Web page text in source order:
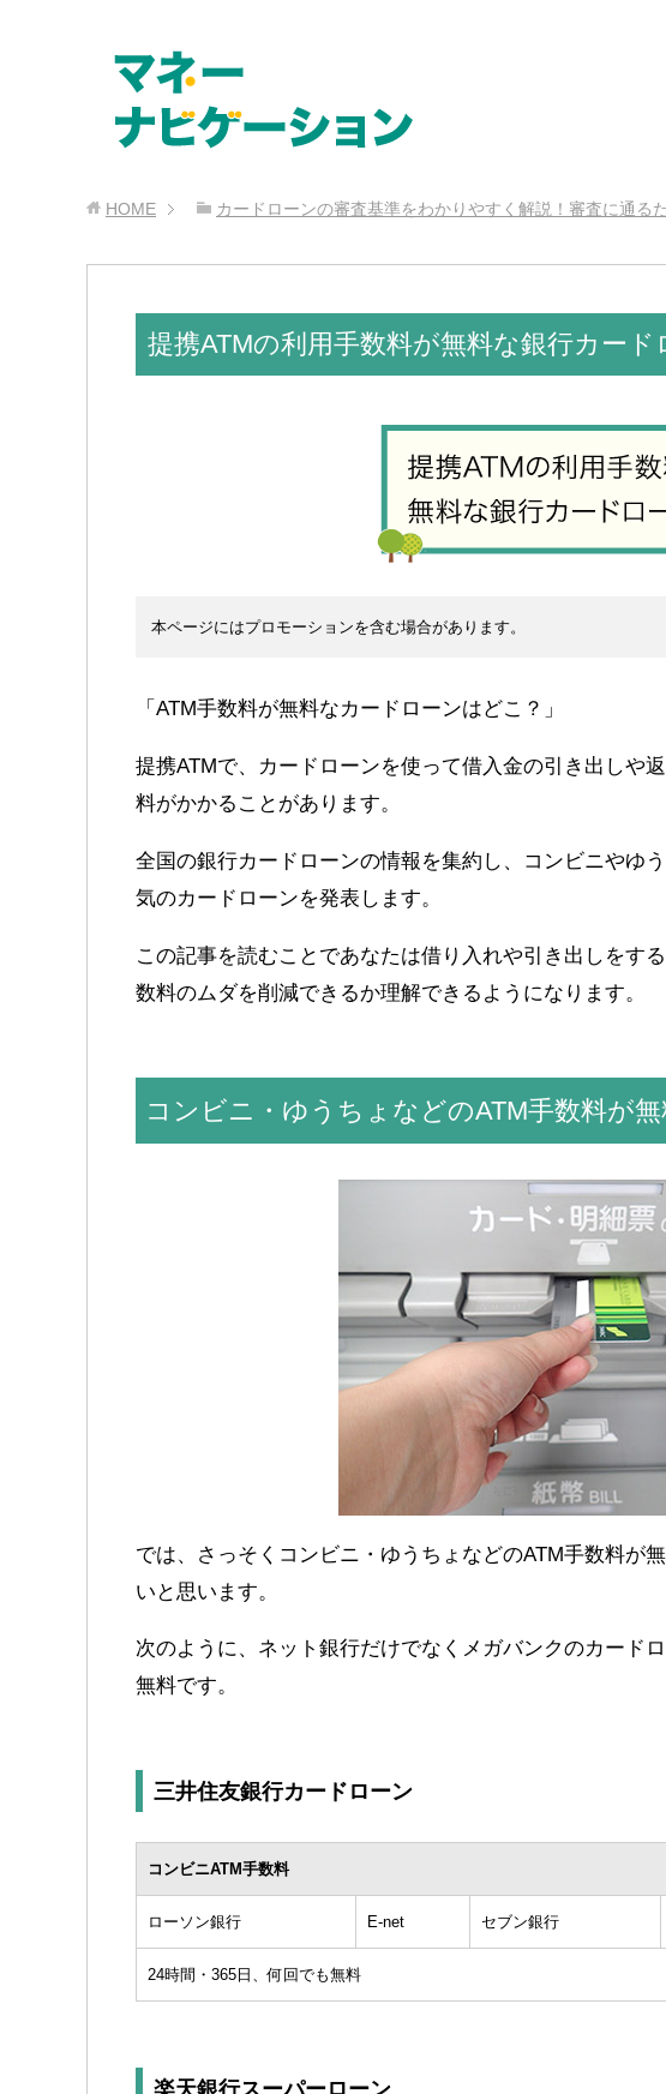
HOME カードローンの審査基準をわかりやすく解説！審査に通る
提携ATMの利用手数料が無料な銀行カー
本ページにはプロモーションを含む場合があります。
「ATM手数料が無料なカードローンはどこ？」
提携ATMで、カードローンを使って借入金の引き出しや
料がかかることがあります。
全国の銀行カードローンの情報を集約し、コンビニやゆ
気のカードローンを発表します。
この記事を読むことであなたは借り入れや引き出しをす
数料のムダを削減できるか理解できるようになります。
コンビニ・ゆうちょなどのATM手数料が
では、さっそくコンビニ・ゆうちょなどのATM手数料が
いと思います。
次のように、ネット銀行だけでなくメガバンクのカード
無料です。
三井住友銀行カードローン
コンビニATM手数料
ローソン銀行 E-net セブン銀行
24時間・365日、何回でも無料